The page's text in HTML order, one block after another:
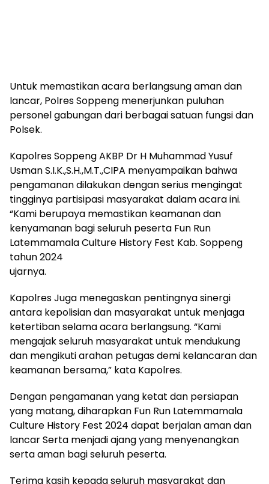
Untuk memastikan acara berlangsung aman dan
lancar, Polres Soppeng menerjunkan puluhan
personel gabungan dari berbagai satuan fungsi dan
Polsek.
Kapolres Soppeng AKBP Dr H Muhammad Yusuf
Usman S.I.K.,S.H.,M.T.,CIPA menyampaikan bahwa
pengamanan dilakukan dengan serius mengingat
tingginya partisipasi masyarakat dalam acara ini.
“Kami berupaya memastikan keamanan dan
kenyamanan bagi seluruh peserta Fun Run
Latemmamala Culture History Fest Kab. Soppeng
tahun 2024
ujarnya.
Kapolres Juga menegaskan pentingnya sinergi
antara kepolisian dan masyarakat untuk menjaga
ketertiban selama acara berlangsung. “Kami
mengajak seluruh masyarakat untuk mendukung
dan mengikuti arahan petugas demi kelancaran dan
keamanan bersama,” kata Kapolres.
Dengan pengamanan yang ketat dan persiapan
yang matang, diharapkan Fun Run Latemmamala
Culture History Fest 2024 dapat berjalan aman dan
lancar Serta menjadi ajang yang menyenangkan
serta aman bagi seluruh peserta.
Terima kasih kepada seluruh masyarakat dan